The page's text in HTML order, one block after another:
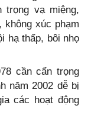
trọng vạ miệng,
xúc phạm
hạ thấp, bôi nhọ
cần cẩn trọng
năm 2002 dễ bị
các hoạt động